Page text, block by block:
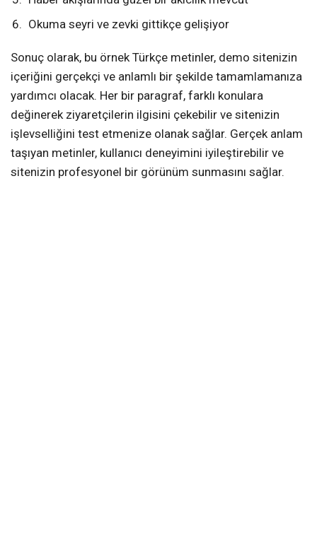
Okuma seyri ve zevki gittikçe gelişiyor
Sonuç olarak, bu örnek Türkçe metinler, demo sitenizin
içeriğini gerçekçi ve anlamlı bir şekilde tamamlamanıza
yardımcı olacak. Her bir paragraf, farklı konulara
değinerek ziyaretçilerin ilgisini çekebilir ve sitenizin
işlevselliğini test etmenize olanak sağlar. Gerçek anlam
taşıyan metinler, kullanıcı deneyimini iyileştirebilir ve
sitenizin profesyonel bir görünüm sunmasını sağlar.